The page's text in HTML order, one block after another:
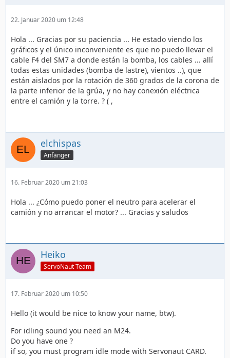
22. Januar 2020 um 12:48
Hola ... Gracias por su paciencia ... He estado viendo los
gráficos y el único inconveniente es que no puedo llevar el
cable F4 del SM7 a donde están la bomba, los cables ... allí
todas estas unidades (bomba de lastre), vientos ..), que
están aislados por la rotación de 360 grados de la corona de
la parte inferior de la grúa, y no hay conexión eléctrica
entre el camión y la torre. ? ( ,
elchispas
Anfänger
16. Februar 2020 um 21:03
Hola ... ¿Cómo puedo poner el neutro para acelerar el
camión y no arrancar el motor? ... Gracias y saludos
Heiko
ServoNaut Team
17. Februar 2020 um 10:50
Hello (it would be nice to know your name, btw).
For idling sound you need an M24.
Do you have one ?
if so, you must program idle mode with Servonaut CARD.